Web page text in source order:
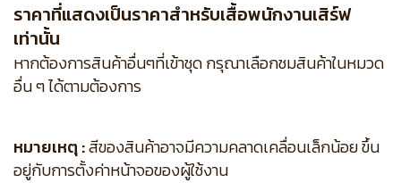
ราคาที่แสดงเป็นราคาสำหรับเสื้อพนักงานเสิร์ฟ
เท่านั้น
หากต้องการสินค้าอื่นๆที่เข้าชุด กรุณาเลือกชมสินค้าในหมวด
อื่น ๆ ได้ตามต้องการ
หมายเหตุ :สีของสินค้าอาจมีความคลาดเคลื่อนเล็กน้อย ขึ้น
อยู่กับการตั้งค่าหน้าจอของผู้ใช้งาน